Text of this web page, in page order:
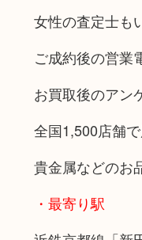
女性の査定士も
ご成約後の営業
お買取後のアン
全国1,500店舗
貴金属などのお
・最寄り駅